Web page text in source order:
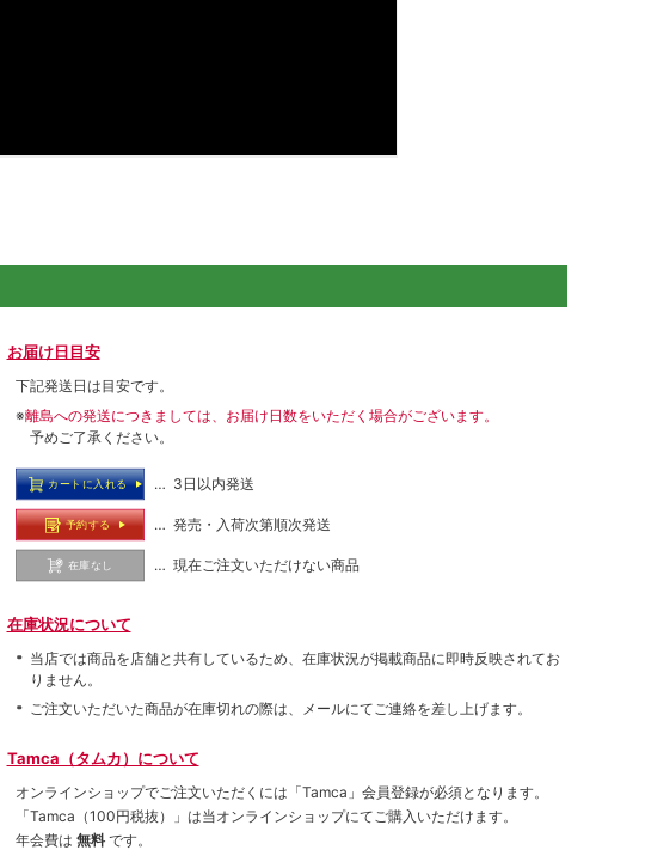
お届け日目安
下記発送日は目安です。
※離島への発送につきましては、お届け日数をいただく場合がございます。
予めご了承ください。
カートに入れる … 3日以内発送
予約する … 発売・入荷次第順次発送
在庫なし … 現在ご注文いただけない商品
在庫状況について
当店では商品を店舗と共有しているため、在庫状況が掲載商品に即時反映されてお
りません。
ご注文いただいた商品が在庫切れの際は、メールにてご連絡を差し上げます。
Tamca（タムカ）について
オンラインショップでご注⽂いただくには「Tamca」会員登録が必須となります。
「Tamca （100円税抜）
」は当オンラインショップにてご購⼊いただけます。
年会費は 無料 です。